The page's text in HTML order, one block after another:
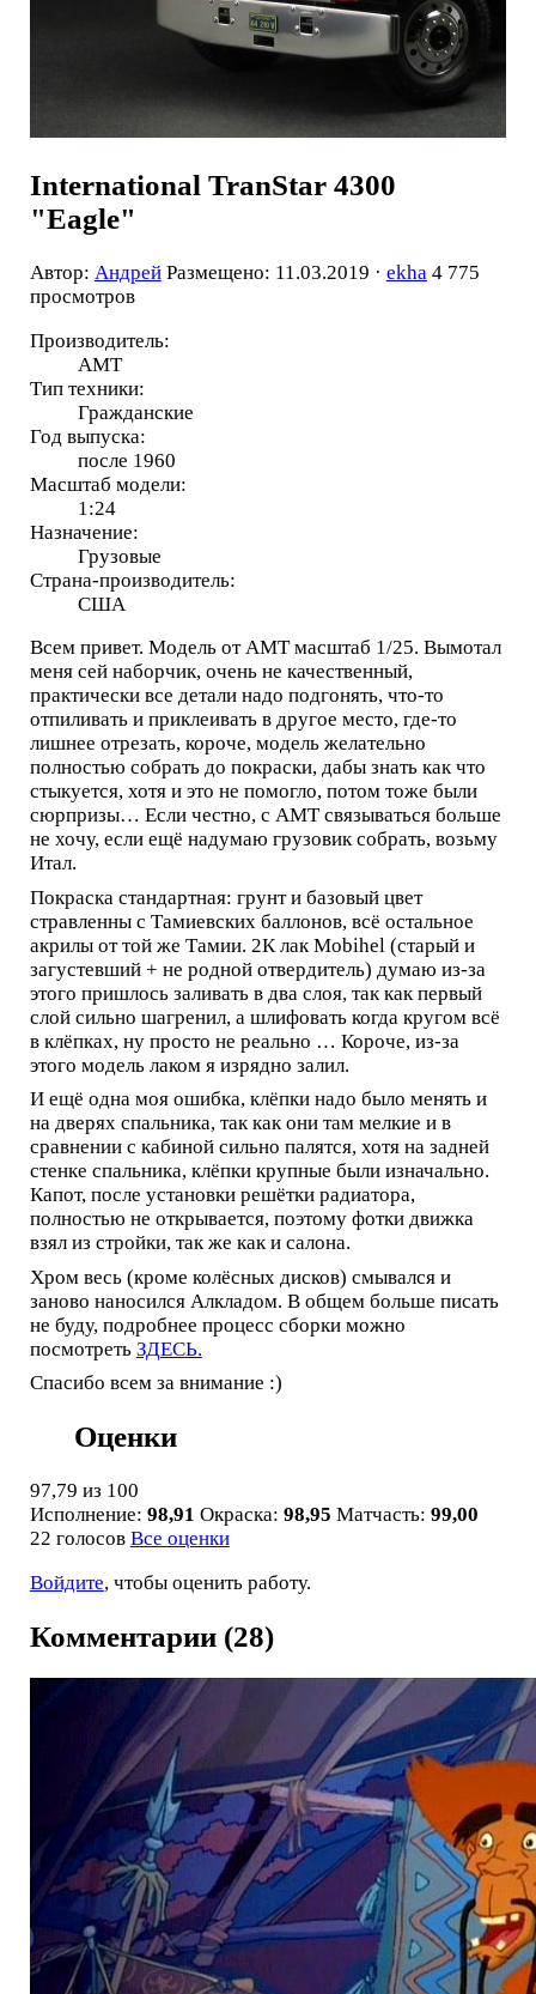
International TranStar 4300
"Eagle"
Автор: Андрей Размещено: 11.03.2019 · ekha 4 775
просмотров
Производитель:
AMT
Тип техники:
Гражданские
Год выпуска:
после 1960
Масштаб модели:
1:24
Назначение:
Грузовые
Страна-производитель:
США
Всем привет. Модель от АМТ масштаб 1/25. Вымотал
меня сей наборчик, очень не качественный,
практически все детали надо подгонять, что-то
отпиливать и приклеивать в другое место, где-то
лишнее отрезать, короче, модель желательно
полностью собрать до покраски, дабы знать как что
стыкуется, хотя и это не помогло, потом тоже были
сюрпризы… Если честно, с АМТ связываться больше
не хочу, если ещё надумаю грузовик собрать, возьму
Итал.
Покраска стандартная: грунт и базовый цвет
стравленны с Тамиевских баллонов, всё остальное
акрилы от той же Тамии. 2К лак Mobihel (старый и
загустевший + не родной отвердитель) думаю из-за
этого пришлось заливать в два слоя, так как первый
слой сильно шагренил, а шлифовать когда кругом всё
в клёпках, ну просто не реально … Короче, из-за
этого модель лаком я изрядно залил.
И ещё одна моя ошибка, клёпки надо было менять и
на дверях спальника, так как они там мелкие и в
сравнении с кабиной сильно палятся, хотя на задней
стенке спальника, клёпки крупные были изначально.
Капот, после установки решётки радиатора,
полностью не открывается, поэтому фотки движка
взял из стройки, так же как и салона.
Хром весь (кроме колёсных дисков) смывался и
заново наносился Алкладом. В общем больше писать
не буду, подробнее процесс сборки можно
посмотреть ЗДЕСЬ.
Спасибо всем за внимание :)
Оценки
97,79 из 100
Исполнение: 98,91 Окраска: 98,95 Матчасть: 99,00
22 голосов Все оценки
Войдите, чтобы оценить работу.
Комментарии (28)